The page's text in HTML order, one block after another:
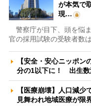
が本気で
現…
警察庁が目下、頭を悩
官の採用試験の受験者数
【安全・安心ニッポ
分の1以下に！ 出生
【医療崩壊】人口減
見舞われ地域医療が